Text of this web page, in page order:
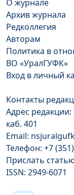
О журнале
Архив журнала
Редколлегия
Авторам
Политика в
ВО «УралГУФК»
Вход в личный
Контакты
Адрес
каб. 401
Email:
Телефон: +7
Прислать
ISSN: 2949-6071